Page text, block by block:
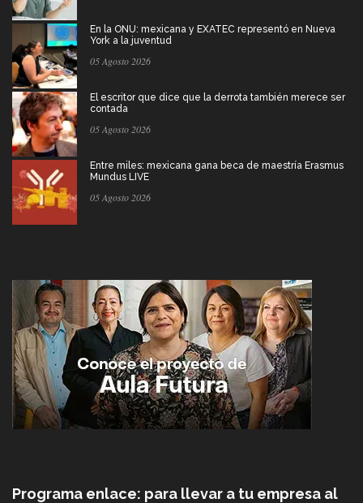
En la ONU: mexicana y EXATEC representó en Nueva
York a la juventud
05 Agosto 2026
El escritor que dice que la derrota también merece ser
contada
05 Agosto 2026
Entre miles: mexicana gana beca de maestría Erasmus
Mundus LIVE
05 Agosto 2026
Programa enlace: para llevar a tu empresa al